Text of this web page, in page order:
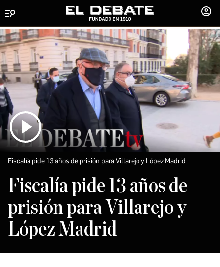
SESIÓN
Fiscalía pide 13 años de prisión para Villarejo y López Madrid
Fiscalía pide 13 años de
prisión para Villarejo y
López Madrid